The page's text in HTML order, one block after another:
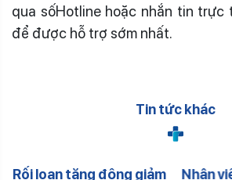
qua sốHotline hoặc nhắn tin trực
để được hỗ trợ sớm nhất.
Tin tức khác
Rối loạn tăng động giảm
Nhân